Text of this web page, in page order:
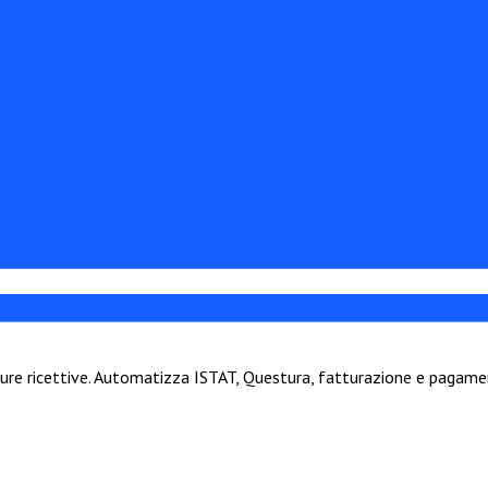
Automatizza ISTAT, Questura, fatturazione e